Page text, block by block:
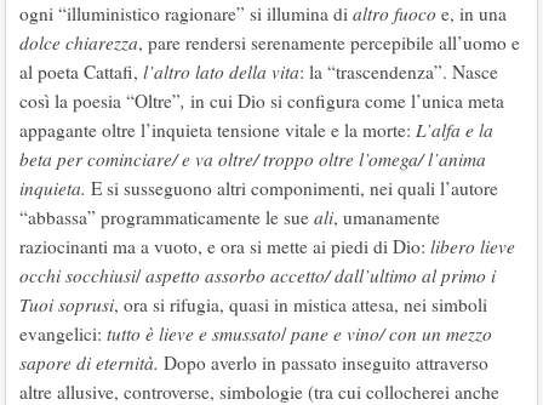
ogni “illuministico ragionare” si illumina di altro fuoco e, in una
dolce chiarezza, pare rendersi serenamente percepibile all’uomo e
al poeta Cattafi, l’altro lato della vita: la “trascendenza”. Nasce
così la poesia “Oltre”, in cui Dio si configura come l’unica meta
appagante oltre l’inquieta tensione vitale e la morte: L’alfa e la
beta per cominciare/ e va oltre/ troppo oltre l’omega/ l’anima
inquieta. E si susseguono altri componimenti, nei quali l’autore
“abbassa” programmaticamente le sue ali, umanamente
raziocinanti ma a vuoto, e ora si mette ai piedi di Dio: libero lieve
occhi socchiusi/aspetto assorbo accetto/ dall’ultimo al primo i
Tuoi soprusi, ora si rifugia, quasi in mistica attesa, nei simboli
evangelici: tutto è lieve e smussato/pane e vino/ con un mezzo
sapore di eternità. Dopo averlo in passato inseguito attraverso
altre allusive, controverse, simbologie (tra cui collocherei anche